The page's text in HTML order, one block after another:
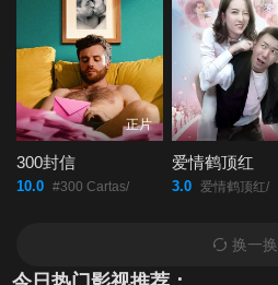
正片
300封信
10.0 #300 Cartas/
爱情鹤顶红
3.0 爱情鹤顶红/
换一换